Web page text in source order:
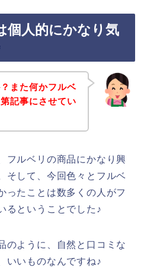
個人的にかなり気
また何かフルベ
記事にさせてい
フルベリの商品にかなり興
そして、今回色々とフルベ
ったことは数多くの人がフ
るということでした♪
のように、自然と口コミな
いいものなんですね♪